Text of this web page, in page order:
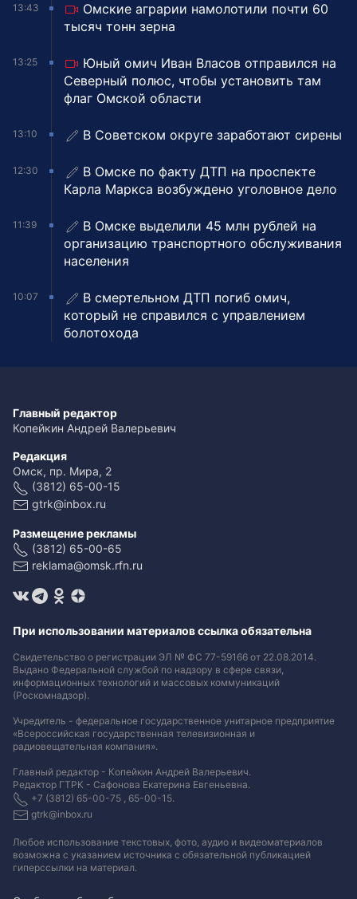
13:43
Омские аграрии намолотили почти 60
тысяч тонн зерна
13:25
Юный омич Иван Власов отправился на
Северный полюс, чтобы установить там
флаг Омской области
13:10 В Советском округе заработают сирены
12:30
В Омске по факту ДТП на проспекте
Карла Маркса возбуждено уголовное дело
11:39
В Омске выделили 45 млн рублей на
организацию транспортного обслуживания
населения
10:07
В смертельном ДТП погиб омич,
который не справился с управлением
болотохода
Главный редактор
Копейкин Андрей Валерьевич
Редакция
Омск, пр. Мира, 2
(3812) 65-00-15
gtrk@inbox.ru
Размещение рекламы
(3812) 65-00-65
reklama@omsk.rfn.ru
При использовании материалов ссылка обязательна
Свидетельство о регистрации ЭЛ № ФС 77-59166 от 22.08.2014.
Выдано Федеральной службой по надзору в сфере связи,
информационных технологий и массовых коммуникаций
(Роскомнадзор).
Учредитель - федеральное государственное унитарное предприятие
«Всероссийская государственная телевизионная и
радиовещательная компания».
Главный редактор - Копейкин Андрей Валерьевич.
Редактор ГТРК - Сафонова Екатерина Евгеньевна.
+7 (3812) 65-00-75 , 65-00-15.
gtrk@inbox.ru
Любое использование текстовых, фото, аудио и видеоматериалов
возможна с указанием источника с обязательной публикацией
гиперссылки на материал.